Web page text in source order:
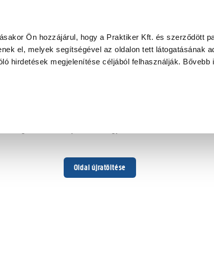
Ön hozzájárul, hogy a Praktiker Kft. és szerződött
el, melyek segítségével az oldalon tett látogatásának
hirdetések megjelenítése céljából felhasználják. Bővebb
Oldal újratöltése